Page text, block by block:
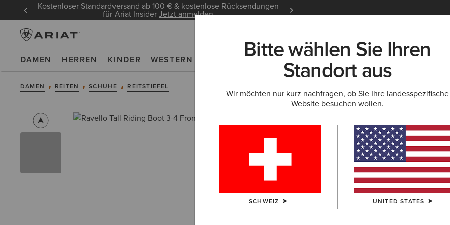
Kostenloser Standardversand ab 100 € & kostenlose Rücksendungen
für Ariat InsiderJetzt anmelden
DAMEN HERREN KINDER WESTERN NEU & FEATURED ARIAT LIFE OUTLET
DAMEN REITEN SCHUHE REITSTIEFEL
Ravello
550,00 €
(13)
FARBE: BLACK
Bitte wählen Sie Ihren
Standort aus
Wir möchten nur kurz nachfragen, ob Sie Ihre landesspezifische
Website besuchen wollen.
SCHWEIZ UNITED STATES